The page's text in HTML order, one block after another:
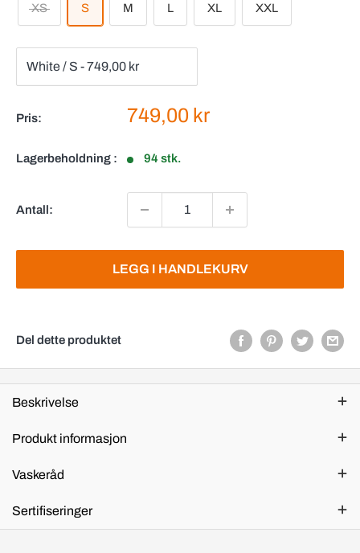
XS S M L XL XXL
Pris: Salgspris
749,00 kr
Lagerbeholdning : 94 stk.
Antall:
LEGG I HANDLEKURV
Del dette produktet
Beskrivelse
Produkt informasjon
Vaskeråd
Sertifiseringer